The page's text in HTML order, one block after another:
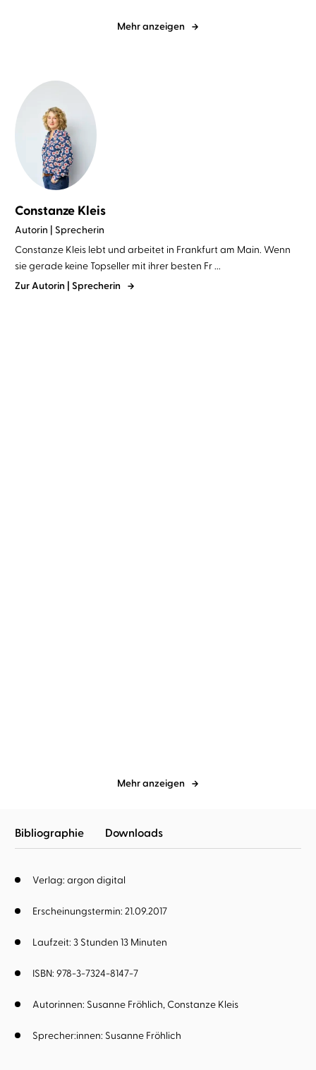
Mehr anzeigen
Constanze Kleis
Autorin | Sprecherin
Constanze Kleis lebt und arbeitet in Frankfurt am Main. Wenn
sie gerade keine Topseller mit ihrer besten Fr ...
Zur Autorin | Sprecherin
Mehr anzeigen
Bibliographie Downloads
Verlag: argon digital
Erscheinungstermin: 21.09.2017
Laufzeit: 3 Stunden 13 Minuten
ISBN: 978-3-7324-8147-7
Autorinnen: Susanne Fröhlich Constanze Kleis
Sprecher:innen: Susanne Fröhlich